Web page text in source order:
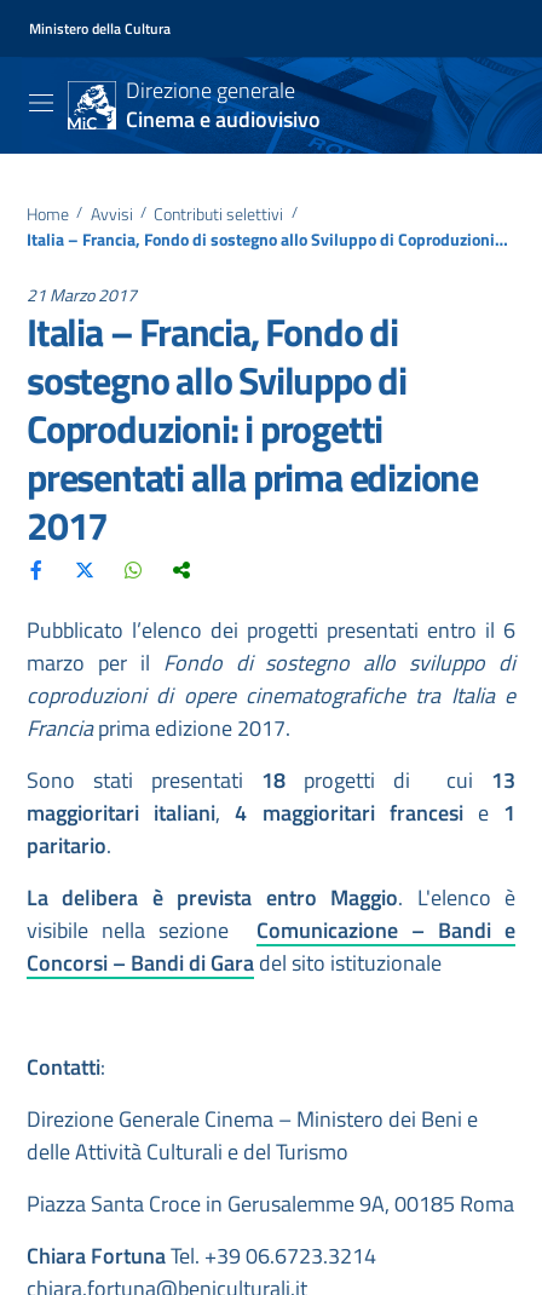
Ministero della Cultura
Direzione generale
Cinema e audiovisivo
Home / Avvisi / Contributi selettivi /
Italia – Francia, Fondo di sostegno allo Sviluppo di Coproduzioni: i progetti presentati alla prima edizione 2017
21 Marzo 2017
Italia – Francia, Fondo di
sostegno allo Sviluppo di
Coproduzioni: i progetti
presentati alla prima edizione
2017
Pubblicato l’elenco dei progetti presentati entro il 6
marzo per il Fondo di sostegno allo sviluppo di
coproduzioni di opere cinematografiche tra Italia e
Franciaprima edizione 2017.
Sono stati presentati 18 progetti di cui 13
maggioritari italiani,4 maggioritari francesie 1
paritario.
La delibera è prevista entro Maggio. L'elenco è
visibile nella sezione Comunicazione – Bandi e
Concorsi – Bandi di Garadel sito istituzionale
Contatti:
Direzione Generale Cinema – Ministero dei Beni e
delle Attività Culturali e del Turismo
Piazza Santa Croce in Gerusalemme 9A, 00185 Roma
Chiara FortunaTel. +39 06.6723.3214
chiara.fortuna@beniculturali.it